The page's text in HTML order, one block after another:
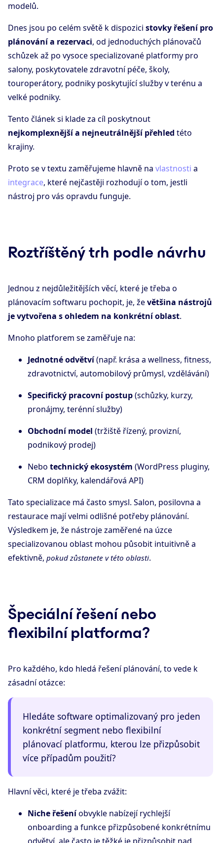
modelů.
Dnes jsou po celém světě k dispozici stovky řešení pro
plánování a rezervaci, od jednoduchých plánovačů
schůzek až po vysoce specializované platformy pro
salony, poskytovatele zdravotní péče, školy,
touroperátory, podniky poskytující služby v terénu a
velké podniky.
Tento článek si klade za cíl poskytnout
nejkomplexnější a nejneutrálnější přehled této
krajiny.
Proto se v textu zaměřujeme hlavně na vlastnosti a
integrace, které nejčastěji rozhodují o tom, jestli
nástroj pro vás opravdu funguje.
Roztříštěný trh podle návrhu
Jednou z nejdůležitějších věcí, které je třeba o
plánovacím softwaru pochopit, je, ževětšina nástrojů
je vytvořena s ohledem na konkrétní oblast.
Mnoho platforem se zaměřuje na:
Jednotné odvětví(např. krása a wellness, fitness,
zdravotnictví, automobilový průmysl, vzdělávání)
Specifický pracovní postup(schůzky, kurzy,
pronájmy, terénní služby)
Obchodní model (tržiště řízený, provizní,
podnikový prodej)
Nebo technický ekosystém (WordPress pluginy,
CRM doplňky, kalendářová API)
Tato specializace má často smysl. Salon, posilovna a
restaurace mají velmi odlišné potřeby plánování.
Výsledkem je, že nástroje zaměřené na úzce
specializovanou oblast mohou působit intuitivně a
efektivně, pokud zůstanete v této oblasti.
Špeciální řešení nebo
flexibilní platforma?
Pro každého, kdo hledá řešení plánování, to vede k
zásadní otázce:
Hledáte software optimalizovaný pro jeden
konkrétní segment nebo flexibilní
plánovací platformu, kterou lze přizpůsobit
více případům použití?
Hlavní věci, které je třeba zvážit:
Niche řešeníobvykle nabízejí rychlejší
onboarding a funkce přizpůsobené konkrétnímu